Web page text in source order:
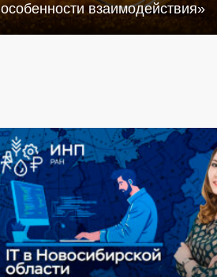
особенности взаимодействия»